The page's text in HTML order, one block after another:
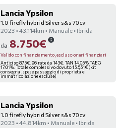
Lancia Ypsilon
1.0 firefly hybrid Silver s&s 70cv
2023 • 43.114km • Manuale • Ibrida
da 8.750€
Valido con finanziamento, escluso oneri finanziari
Anticipo 875€. 96 rate da 143€. TAN 14.05% TAEG
17.01%. Totale complessivo dovuto 15.551€ (kit
consegna, spese passaggio di proprietà e
immatricolazione escluse)
Lancia Ypsilon
1.0 firefly hybrid Silver s&s 70cv
2023 • 44.814km • Manuale • Ibrida